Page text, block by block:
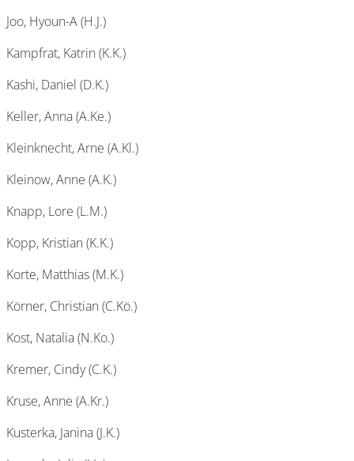
Joo, Hyoun-A (H.J.)
Kampfrat, Katrin (K.K.)
Kashi, Daniel (D.K.)
Keller, Anna (A.Ke.)
Kleinknecht, Arne (A.Kl.)
Kleinow, Anne (A.K.)
Knapp, Lore (L.M.)
Kopp, Kristian (K.K.)
Korte, Matthias (M.K.)
Körner, Christian (C.Kö.)
Kost, Natalia (N.Ko.)
Kremer, Cindy (C.K.)
Kruse, Anne (A.Kr.)
Kusterka, Janina (J.K.)